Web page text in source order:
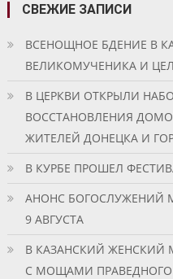
СВЕЖИЕ ЗАПИСИ
ВСЕНОЩНОЕ БДЕНИЕ В
ВЕЛИКОМУЧЕНИКА И
В ЦЕРКВИ ОТКРЫЛИ
ВОССТАНОВЛЕНИЯ
ЖИТЕЛЕЙ ДОНЕЦКА И
В КУРБЕ ПРОШЕЛ
АНОНС БОГОСЛУЖЕНИЙ
9 АВГУСТА
В КАЗАНСКИЙ ЖЕНСКИЙ
С МОЩАМИ